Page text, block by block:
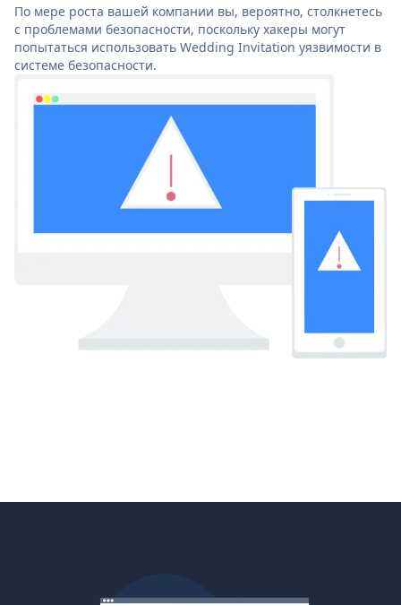
По мере роста вашей компании вы, вероятно, столкнетесь
с проблемами безопасности, поскольку хакеры могут
попытаться использовать Wedding Invitation уязвимости в
системе безопасности.